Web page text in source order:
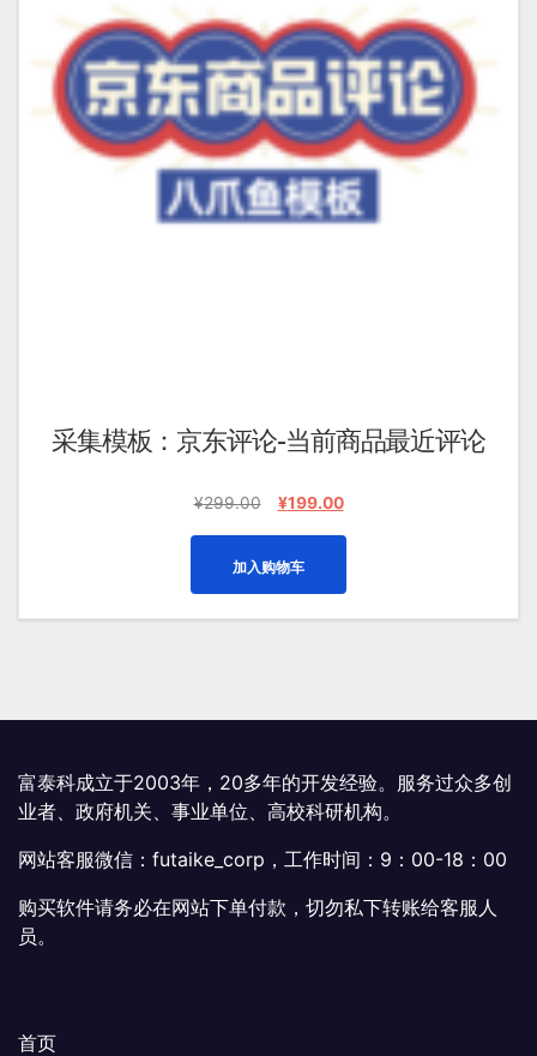
采集模板：京东评论-当前商品最近评论
¥299.00
原
¥299.00。
¥199.00当
为：
¥199.00。
加入购物车
富泰科成立于2003年，20多年的开发经验。服务过众多创
业者、政府机关、事业单位、高校科研机构。
网站客服微信：futaike_corp，工作时间：9：00-18：00
购买软件请务必在网站下单付款，切勿私下转账给客服人
员。
首页